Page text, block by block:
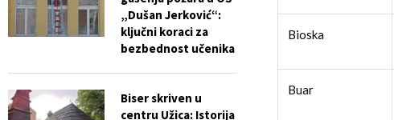
Bioska
Buar
„Dušan Jerković“:
ključni koraci za
bezbednost učenika
Biser skriven u
centru Užica: Istorija